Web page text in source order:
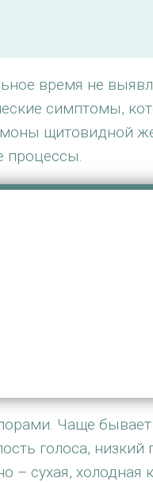
время не
симптомы,
щитовидной
процессы.
Чаще
голоса,
сухая, холодная